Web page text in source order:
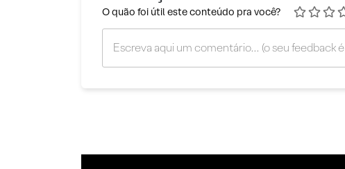
O quão foi útil este conteúdo pra você?